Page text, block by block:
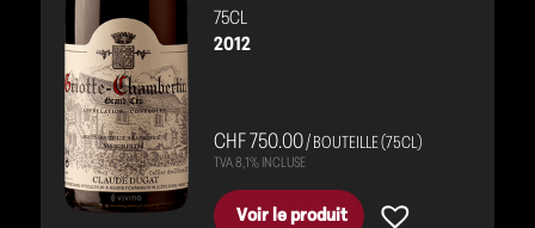
75CL
2012
CHF 750.00/ BOUTEILLE (75CL)
Voir le produit